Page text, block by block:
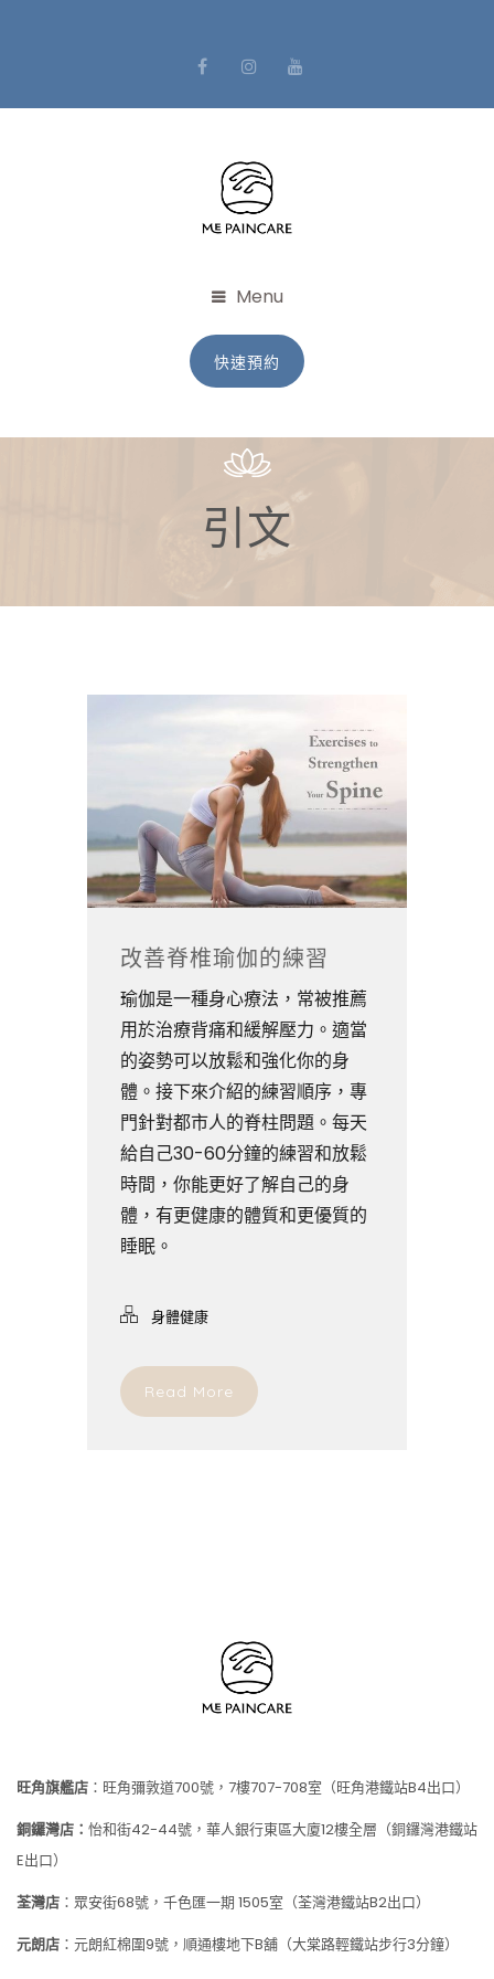
Menu
快速預約
引文
改善脊椎瑜伽的練習
瑜伽是一種身心療法，常被推薦
用於治療背痛和緩解壓力。適當
的姿勢可以放鬆和強化你的身
體。接下來介紹的練習順序，專
門針對都市人的脊柱問題。每天
給自己30-60分鐘的練習和放鬆
時間，你能更好了解自己的身
體，有更健康的體質和更優質的
睡眠。
身體健康
Read More
旺角旗艦店 ：旺角彌敦道700號，7樓707-708室（旺角港鐵站B4出口）
銅鑼灣店： 怡和街42-44號，華人銀行東區大廈12樓全層（銅鑼灣港鐵站
E出口）
荃灣店 ：眾安街68號，千色匯一期 1505室（荃灣港鐵站B2出口）
元朗店 ：元朗紅棉圍9號，順通樓地下B舖（大棠路輕鐵站步行3分鐘）